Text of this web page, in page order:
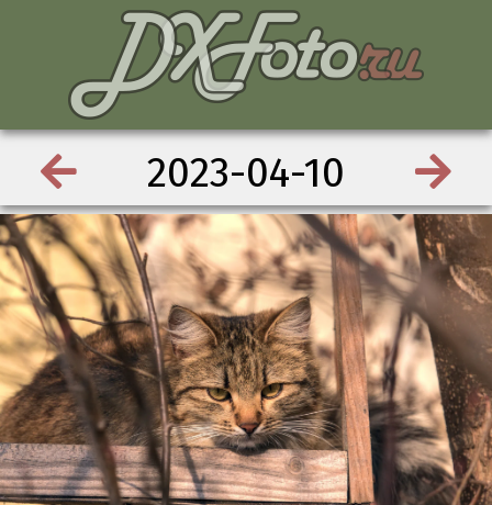
2023-04-10